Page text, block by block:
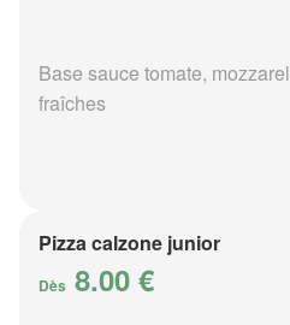
Base sauce tomate,
fraîches
Pizza calzone junior
Dès 8.00 €